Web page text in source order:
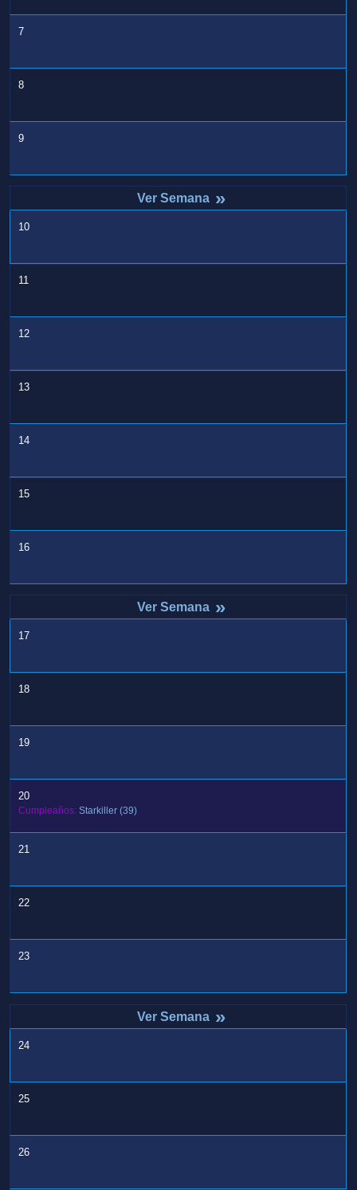
7
8
9
»
10
11
12
13
14
15
16
»
17
18
19
20
Cumpleaños: Starkiller (39)
21
22
23
»
24
25
26